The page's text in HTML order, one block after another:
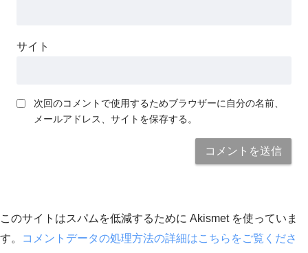
サイト
次回のコメントで使用するためブラウザーに自分の名前、
メールアドレス、サイトを保存する。
このサイトはスパムを低減するために Akismet を使っていま
す。
コメントデータの処理方法の詳細はこちらをご覧くださ